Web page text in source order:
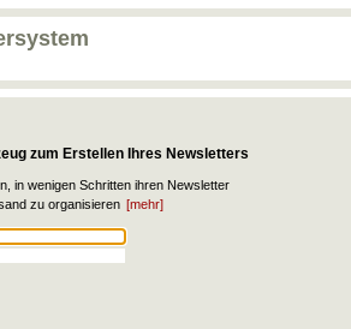
zum Erstellen Ihres Newsletters
in wenigen Schritten ihren Newsletter
zu organisieren [mehr]